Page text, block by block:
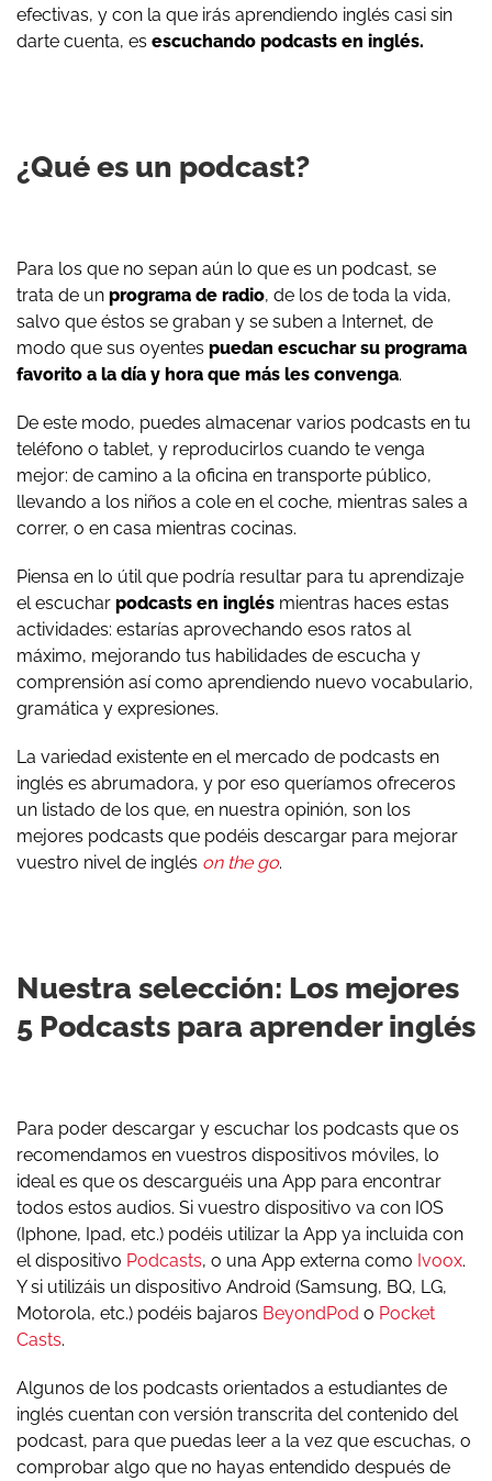
efectivas, y con la que irás aprendiendo inglés casi sin
darte cuenta, es escuchando podcasts en inglés.
¿Qué es un podcast?
Para los que no sepan aún lo que es un podcast, se
trata de un programa de radio, de los de toda la vida,
salvo que éstos se graban y se suben a Internet, de
modo que sus oyentes puedan escuchar su programa
favorito a la día y hora que más les convenga.
De este modo, puedes almacenar varios podcasts en tu
teléfono o tablet, y reproducirlos cuando te venga
mejor: de camino a la oficina en transporte público,
llevando a los niños a cole en el coche, mientras sales a
correr, o en casa mientras cocinas.
Piensa en lo útil que podría resultar para tu aprendizaje
el escuchar podcasts en inglés mientras haces estas
actividades: estarías aprovechando esos ratos al
máximo, mejorando tus habilidades de escucha y
comprensión así como aprendiendo nuevo vocabulario,
gramática y expresiones.
La variedad existente en el mercado de podcasts en
inglés es abrumadora, y por eso queríamos ofreceros
un listado de los que, en nuestra opinión, son los
mejores podcasts que podéis descargar para mejorar
vuestro nivel de inglés on the go.
Nuestra selección: Los mejores
5 Podcasts para aprender inglés
Para poder descargar y escuchar los podcasts que os
recomendamos en vuestros dispositivos móviles, lo
ideal es que os descarguéis una App para encontrar
todos estos audios. Si vuestro dispositivo va con IOS
(Iphone, Ipad, etc.) podéis utilizar la App ya incluida con
el dispositivo Podcasts, o una App externa como Ivoox.
Y si utilizáis un dispositivo Android (Samsung, BQ, LG,
Motorola, etc.) podéis bajaros BeyondPod o Pocket
Casts.
Algunos de los podcasts orientados a estudiantes de
inglés cuentan con versión transcrita del contenido del
podcast, para que puedas leer a la vez que escuchas, o
comprobar algo que no hayas entendido después de